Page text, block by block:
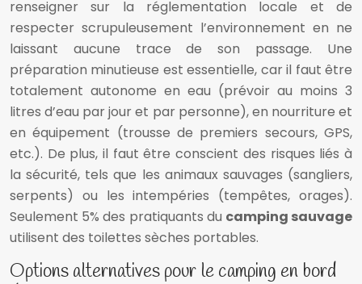
renseigner sur la réglementation locale et de
respecter scrupuleusement l’environnement en ne
laissant aucune trace de son passage. Une
préparation minutieuse est essentielle, car il faut être
totalement autonome en eau (prévoir au moins 3
litres d’eau par jour et par personne), en nourriture et
en équipement (trousse de premiers secours, GPS,
etc.). De plus, il faut être conscient des risques liés à
la sécurité, tels que les animaux sauvages (sangliers,
serpents) ou les intempéries (tempêtes, orages).
Seulement 5% des pratiquants du camping sauvage
utilisent des toilettes sèches portables.
Options alternatives pour le camping en bord